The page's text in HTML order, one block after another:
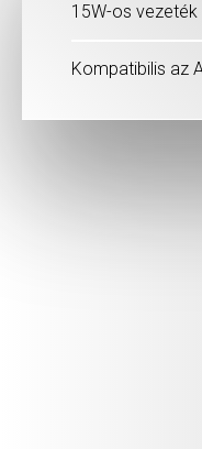
15W-os vezeték
Kompatibilis az